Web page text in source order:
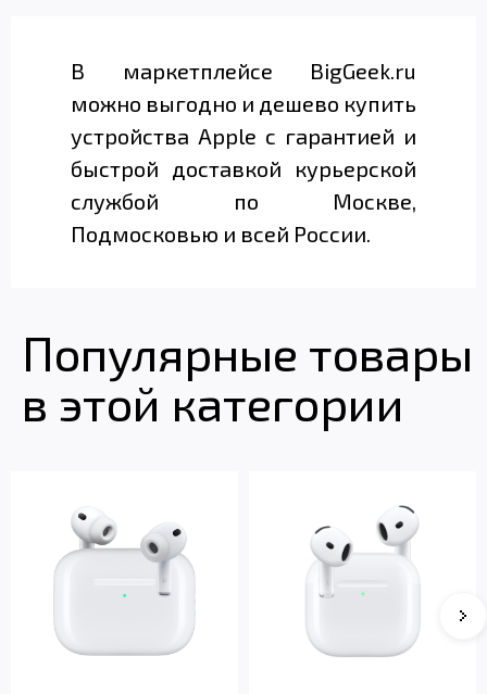
В маркетплейсе BigGeek.ru
можно выгодно и дешево купить
устройства Apple с гарантией и
быстрой доставкой курьерской
службой по Москве,
Подмосковью и всей России.
Популярные товары
в этой категории